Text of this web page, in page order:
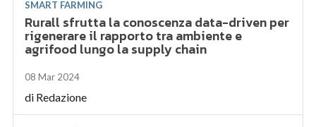
SMART FARMING
Rurall sfrutta la conoscenza data-driven per
rigenerare il rapporto tra ambiente e
agrifood lungo la supply chain
08 Mar 2024
di Redazione